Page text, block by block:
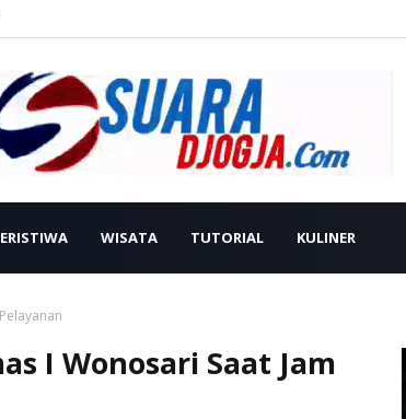
WISATA TUTORIAL KULINER
I Wonosari Saat Jam